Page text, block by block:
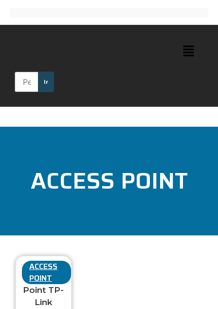
Ir
ACCESS POINT
ACCESS
POINT
Access
Point TP-
Link